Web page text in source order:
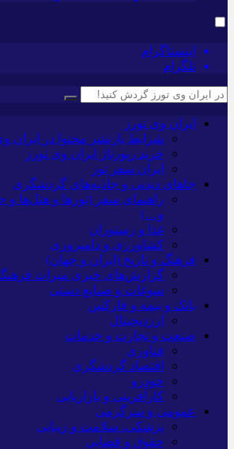
اینستاگرام
تلگرام
ایران وی تورز
شرایط بازنشر محتوا در ایران
خرید رپورتاژ ایران وی تورز
ایران سفر تور
جاهای دیدنی و جاذبه‌های گردشگری
راهنمای سفر (تورها و هتل‌ها
و…)
غذا و رستوران
کشاورزی و دامپروری
فرهنگ و تاریخ (ایران و جهان)
گزارش‌های خبری میراث
سوغات و صنایع دستی
بانک و بیمه و فارکس
ارزدیجیتال
صنعت و تجارت و خدمات
فناوری
اقتصاد گردشگری
خودرو
کارآفرینی و بازاریابی
عمومی و سرگرمی
پزشکی، سلامت و زیبایی
حقوق و قضایی